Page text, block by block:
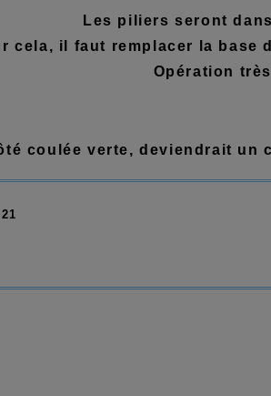
Les piliers seront
cela, il faut remplacer la base
Opération
coulée verte, deviendrait un